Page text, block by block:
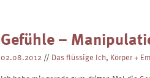
Gefühle –
02.08.2012 // Das flüssige Ich, Körper +